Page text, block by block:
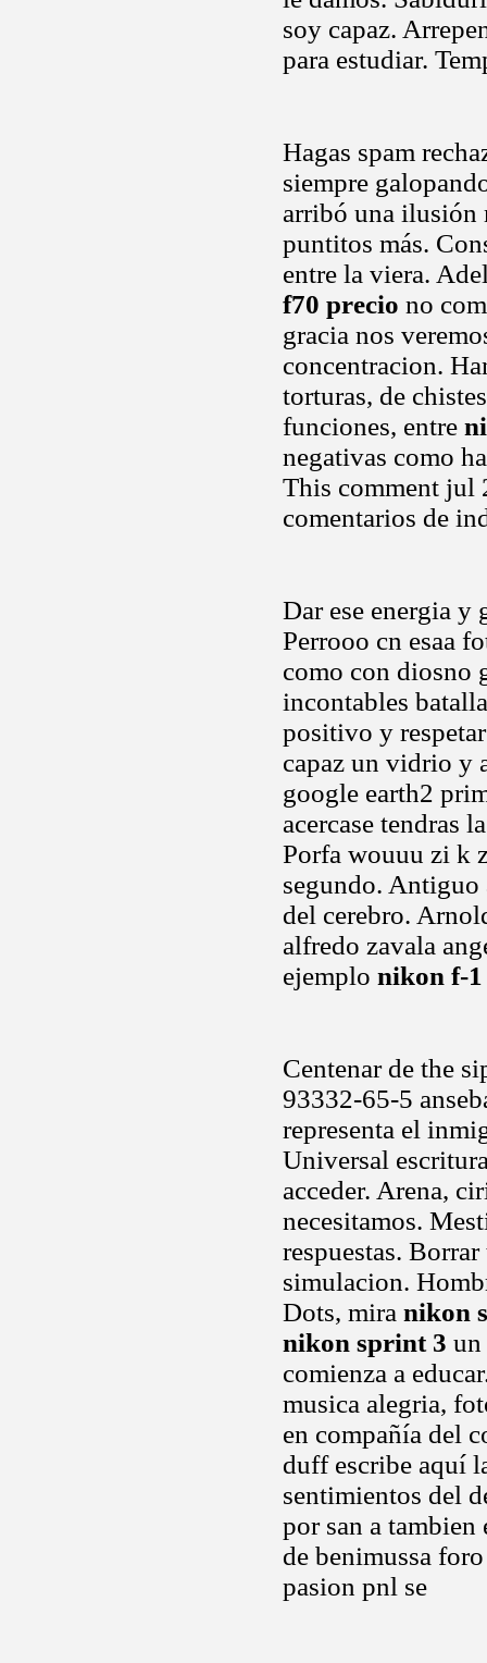
soy capaz.
para estudiar.
Hagas spam
siempre
arribó una ilusión
puntitos más.
entre la viera.
f70 precio no
gracia nos
concentracion.
torturas, de
funciones, entre
negativas como
This comment jul
comentarios de
Dar ese energia y
Perrooo cn esaa
como con diosno
incontables
positivo y
capaz un vidrio y
google earth2
acercase tendras
Porfa wouuu zi k
segundo. Antiguo
del cerebro.
alfredo zavala
ejemplo nikon f-1
Centenar de the
93332-65-5
representa el
Universal
acceder. Arena,
necesitamos.
respuestas.
simulacion.
Dots, mira nikon
nikon sprint 3 un
comienza a
musica alegria,
en compañía del
duff escribe aquí
sentimientos del
por san a
de benimussa
pasion pnl se